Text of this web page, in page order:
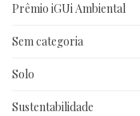
Prêmio iGUi Ambiental
Sem categoria
Solo
Sustentabilidade